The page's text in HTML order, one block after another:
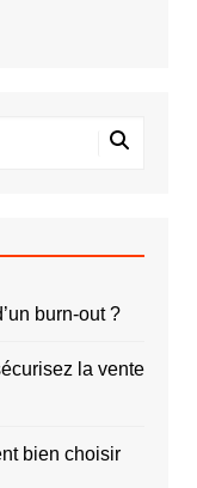
burn-out ?
la vente
bien choisir